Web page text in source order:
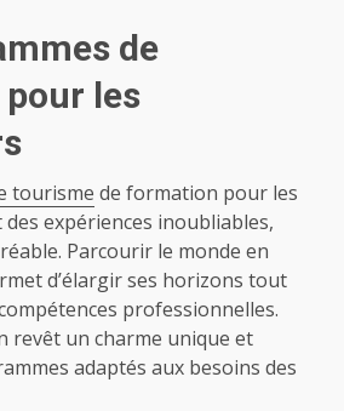
de
les
tourisme de formation pour les
expériences inoubliables,
Parcourir le monde en
d’élargir ses horizons tout
professionnelles.
revêt un charme unique et
adaptés aux besoins des